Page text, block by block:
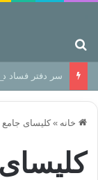
سر دفتر فساد
خانه »کلیسای جامع